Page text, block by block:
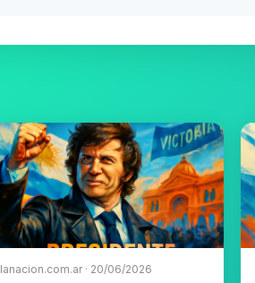
lanacion.com.ar · 20/06/2026